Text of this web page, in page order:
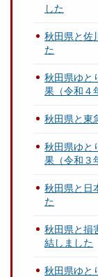
した
秋田県と佐
た
秋田県ゆと
果（令和４
秋田県と東
秋田県ゆと
果（令和３
秋田県と日
た
秋田県と損
結しました
秋田県ゆと